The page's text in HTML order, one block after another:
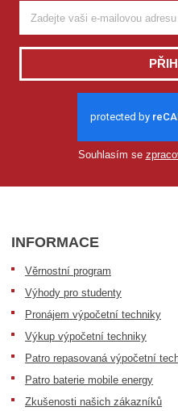
Souhlasím se
INFORMACE
Věrnostní program
Výhody pro studenty
Pronájem výpočetní techniky
Výkup výpočetní techniky
Patro repasovaná výpočetní
Patro baterie mobile energy
Zkušenosti našich zákazníků